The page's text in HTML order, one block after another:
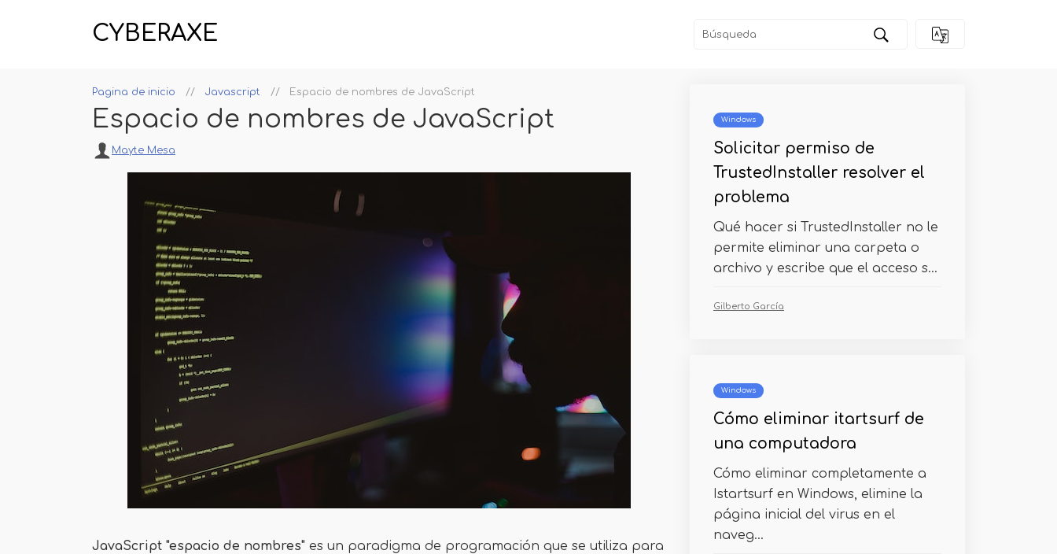
CYBERAXE
Pagina de inicio Javascript Espacio de nombres de JavaScript
Espacio de nombres de JavaScript
Mayte Mesa
JavaScript "espacio de nombres" es un paradigma de programación que se utiliza para
Windows
Solicitar permiso de
TrustedInstaller resolver el
problema
Qué hacer si TrustedInstaller no le
permite eliminar una carpeta o
archivo y escribe que el acceso s...
Gilberto García
Windows
Cómo eliminar itartsurf de
una computadora
Cómo eliminar completamente a
Istartsurf en Windows, elimine la
página inicial del virus en el
naveg...